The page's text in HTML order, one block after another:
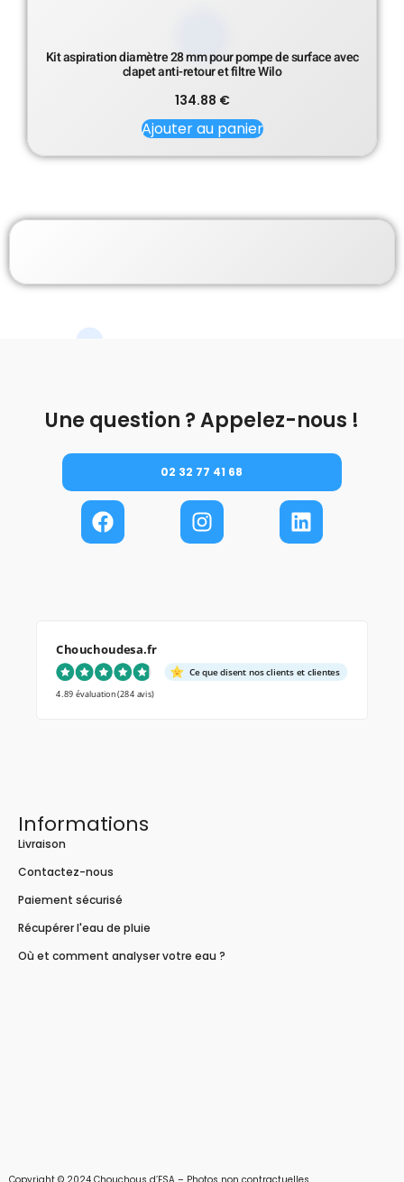
Kit aspiration diamètre 28 mm pour pompe de surface avec
clapet anti-retour et filtre Wilo
134.88 €
Ajouter au panier
Une question ? Appelez-nous !
02 32 77 41 68
Chouchoudesa.fr
Ce que disent nos clients et clientes
4.89 évaluation(284 avis)
Informations
Livraison
Contactez-nous
Paiement sécurisé
Récupérer l'eau de pluie
Où et comment analyser votre eau ?